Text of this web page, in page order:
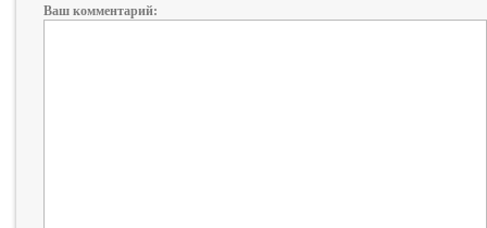
Ваш комментарий: